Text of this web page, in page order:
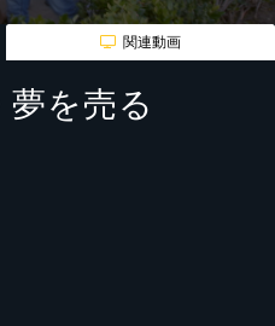
関連動画
を売る